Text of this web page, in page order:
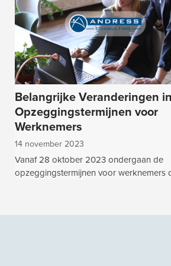
Belangrijke Veranderingen
Opzeggingstermijnen voor
Werknemers
14 november 2023
Vanaf 28 oktober 2023 ondergaan de
opzeggingstermijnen voor werknemers